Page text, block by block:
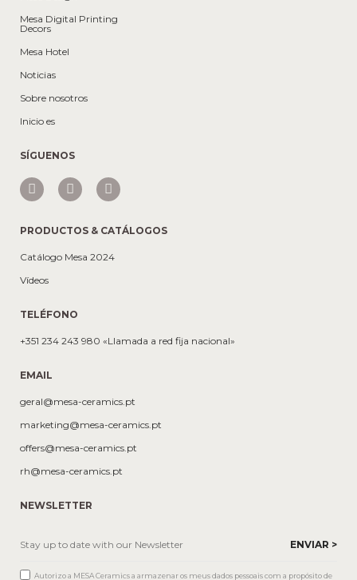
Mesa Digital Printing
Decors
Mesa Hotel
Noticias
Sobre nosotros
Inicio es
SÍGUENOS
PRODUCTOS & CATÁLOGOS
Catálogo Mesa 2024
Vídeos
TELÉFONO
+351 234 243 980 «Llamada a red fija nacional»
EMAIL
geral@mesa-ceramics.pt
marketing@mesa-ceramics.pt
offers@mesa-ceramics.pt
rh@mesa-ceramics.pt
NEWSLETTER
Autorizo a MESA Ceramics a armazenar os meus dados pessoais com a propósito de